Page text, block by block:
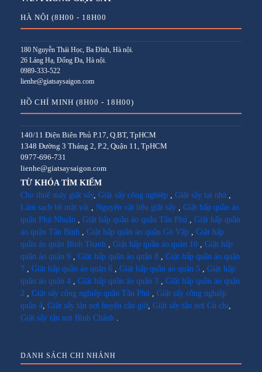
HÀ NỘI (8H00 - 18H00
180 Nguyễn Thái Học, Ba Đình, Hà nội.
26 Láng Hạ, Đống Đa, Hà nội.
0989-333-522
lienhe@giatsaysaigon.com
HỒ CHÍ MINH (8H00 - 18H00)
140/11 Điện Biên Phủ P.17, Q.BT, TpHCM
1348 Đường 3 Tháng 2, P.2, Quận 11, TpHCM
0977-696-731
lienhe@giatsaysaigon.com
TỪ KHÓA TÌM KIẾM
Cho thuê máy giặt sấy, Giặt sấy công nghiệp , Giặt sấy tại nhà ,
Làm sạch bề mặt vải , Nguyên vật liệu giặt sấy , Giặt hấp quần áo
quận Phú Nhuận , Giặt hấp quần áo quận Tân Phú , Giặt hấp quần
áo quận Tân Bình , Giặt hấp quần áo quận Gò Vấp , Giặt hấp
quần áo quận Bình Thạnh , Giặt hấp quần áo quận 10 , Giặt hấp
quần áo quận 9 , Giặt hấp quần áo quận 8 , Giặt hấp quần áo quận
7 , Giặt hấp quần áo quận 6 , Giặt hấp quần áo quận 5 , Giặt hấp
quần áo quận 4 , Giặt hấp quần áo quận 3 , Giặt hấp quần áo quận
2 , Giặt sấy công nghiệp quận Tân Phú , Giặt sấy công nghiệp
quận 4, Giặt sấy tận nơi huyện cần giờ, Giặt sấy tận nơi Củ chi,
Giặt sấy tận nơi Bình Chánh .
DANH SÁCH CHI NHÁNH